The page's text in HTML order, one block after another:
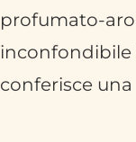
profumato-
inconfondibile
conferisce una